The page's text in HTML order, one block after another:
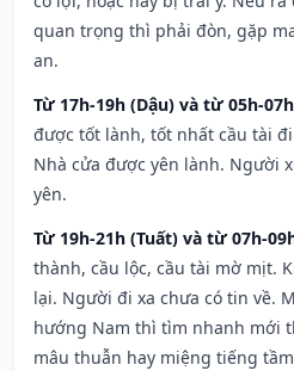
quan trọng thì phải đòn, gặp
an.
Từ 17h-19h (Dậu) và từ 05h-
được tốt lành, tốt nhất cầu tài
Nhà cửa được yên lành. Người
yên.
Từ 19h-21h (Tuất) và từ 07h-
thành, cầu lộc, cầu tài mờ mịt.
lại. Người đi xa chưa có tin về.
hướng Nam thì tìm nhanh mới
mâu thuẫn hay miệng tiếng